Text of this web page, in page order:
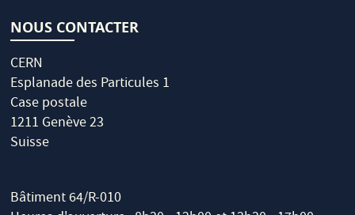
NOUS CONTACTER
CERN
Esplanade des Particules 1
Case postale
1211 Genève 23
Suisse
Bâtiment 64/R-010